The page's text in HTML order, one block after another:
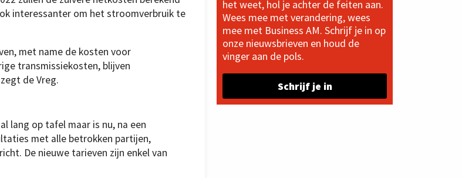
interessanter om het stroomverbruik te
met name de kosten voor
transmissiekosten, blijven
de Vreg.
lang op tafel maar is nu, na een
met alle betrokken partijen,
De nieuwe tarieven zijn enkel van
het weet, hol je achter de feiten aan.
Wees mee met verandering, wees
mee met Business AM. Schrijf je in op
onze nieuwsbrieven en houd de
vinger aan de pols.
Schrijf je in